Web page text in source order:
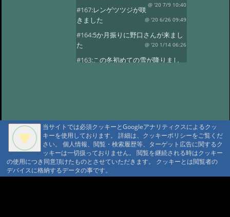
@ '20 7/9 10:40
#167:レンゲツツジが咲
きました
@ '20 6/26 09:49
#164:5か月振りに野口さんが来まし
た
@ '20 1/14 06:26
#163:この冬初めての雪が降りまし
続きます。
@ '18 7/1 23:23
#160:レンゲツツジが咲きました
@ '18 6/13 08:39
#159:雪が降りまし
た。びっくりです。
@ '18 5/9 23:24
#158:野口さんが久しぶりに来まし
当サイトでは必須クッキーとGoogleアナリティクスによるクッ
キーを使用しております。 詳細は、クッキーポリシーをご覧くだ
さい。 個人情報、閲覧・検索履歴等、ターゲット広告に関するク
ッキーは一切扱っておりません。 閲覧を継続される時はクッキー
の使用につき同意頂けたものとさせていただきます。 クッキーとは閲覧者の
デバイスに格納するデータの事です。